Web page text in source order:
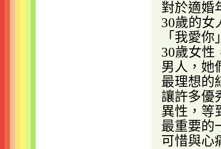
對於適婚
30歲的女
「我愛
30歲女性
男人，她
最理想的
讓許多優
異性，等
最重要的
可惜與心